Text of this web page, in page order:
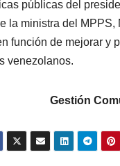
públicas del
la ministra del MPPS,
función de mejorar y
venezolanos.
Gestión